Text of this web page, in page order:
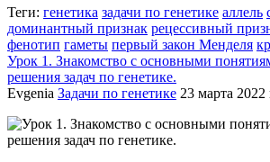
Теги: генетика задачи по генетике аллель
доминантный признак рецессивный
фенотип гаметы первый закон Менделя
Урок 1. Знакомство с основными
решения задач по генетике.
Evgenia Задачи по генетике 23 марта 2022